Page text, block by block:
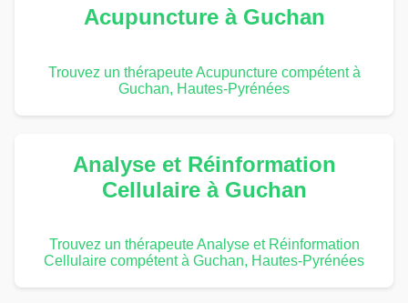
Acupuncture à Guchan
Trouvez un thérapeute Acupuncture compétent à
Guchan, Hautes-Pyrénées
Analyse et Réinformation
Cellulaire à Guchan
Trouvez un thérapeute Analyse et Réinformation
Cellulaire compétent à Guchan, Hautes-Pyrénées